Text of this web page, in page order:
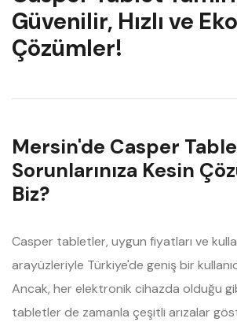
Güvenilir, Hızlı ve
Çözümler!
Mersin'de Casper
Sorunlarınıza Kesin
Biz?
Casper tabletler, uygun fiyatları ve
arayüzleriyle Türkiye'de geniş bir
Ancak, her elektronik cihazda olduğu
tabletler de zamanla çeşitli arızalar